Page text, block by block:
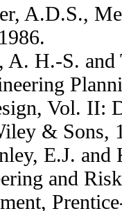
A.D.S.,
A. H.-S. and
Vol. II:
& Sons,
E.J.
and Risk